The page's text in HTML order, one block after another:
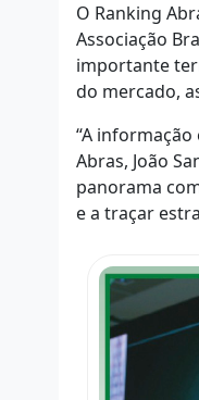
O Ranking
Associação
importante
do mercado,
“A
Abras, João
panorama
e a traçar